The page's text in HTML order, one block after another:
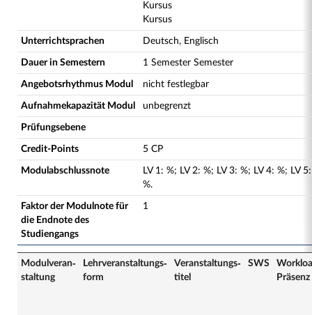
Kursus
Kursus
Unterrichtsprachen Deutsch, Englisch
Dauer in Semestern 1 Semester Semester
Angebotsrhythmus Modul nicht festlegbar
Aufnahmekapazität Modul unbegrenzt
Prüfungsebene
Credit-Points 5 CP
Modulabschlussnote LV 1: %; LV 2: %; LV 3: %; LV 4: %; LV 5:
%.
Faktor der Modulnote für
die Endnote des
Studiengangs
1
Modulveran­
staltung
Lehrveranstaltungs­
form
Veranstaltungs­
titel
SWS
Präsenz